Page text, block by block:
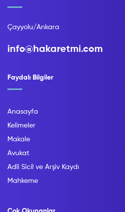
Faydalı Bilgiler
Anasayfa
Kelimeler
Makale
Avukat
Adli Sicil ve Arşiv Kaydı
Mahkeme
Çayyolu/Ankara
info@hakaretmi.com